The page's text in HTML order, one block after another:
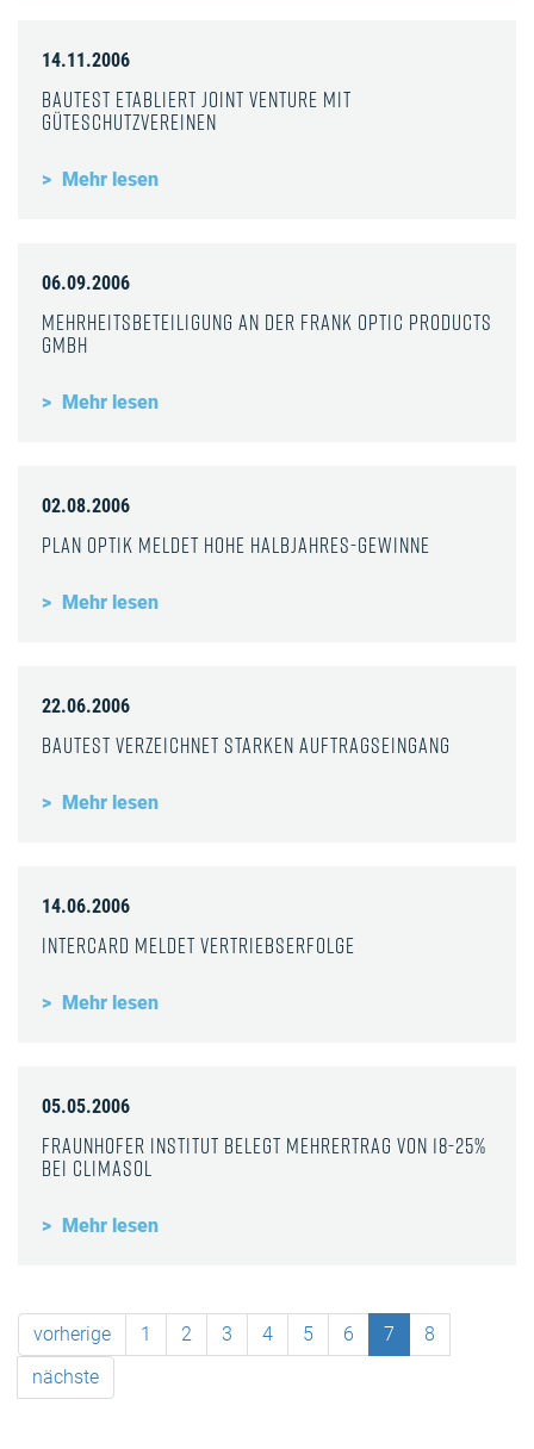
14.11.2006
Bautest etabliert Joint Venture mit
Güteschutzvereinen
Mehr lesen
06.09.2006
Mehrheitsbeteiligung an der Frank Optic Products
GmbH
Mehr lesen
02.08.2006
Plan Optik meldet hohe Halbjahres-Gewinne
Mehr lesen
22.06.2006
Bautest verzeichnet starken Auftragseingang
Mehr lesen
14.06.2006
InterCard meldet Vertriebserfolge
Mehr lesen
05.05.2006
Fraunhofer Institut belegt Mehrertrag von 18-25%
bei Climasol
Mehr lesen
vorherige 1 2 3 4 5 6 7
8
nächste